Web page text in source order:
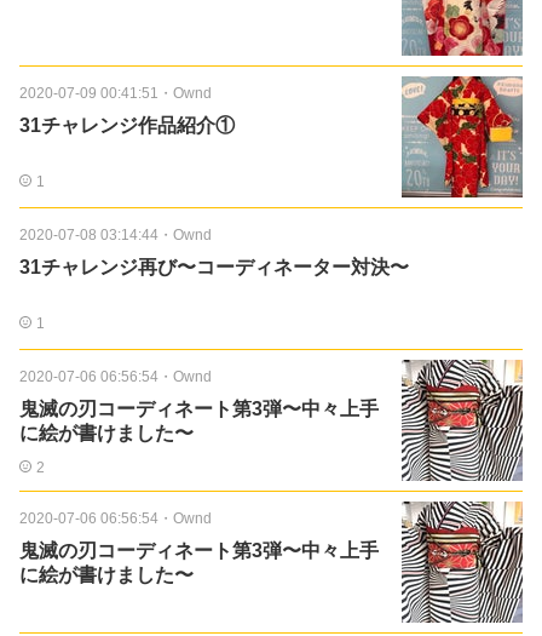
2020-07-09 00:41:51 ・ Ownd
31チャレンジ作品紹介①
1
2020-07-08 03:14:44 ・ Ownd
31チャレンジ再び〜コーディネーター対決〜
1
2020-07-06 06:56:54 ・ Ownd
鬼滅の刃コーディネート第3弾〜中々上手
に絵が書けました〜
2
2020-07-06 06:56:54 ・ Ownd
鬼滅の刃コーディネート第3弾〜中々上手
に絵が書けました〜